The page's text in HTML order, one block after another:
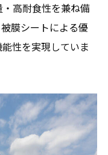
高耐食性を兼ね備
膜シートによる優
性を実現していま